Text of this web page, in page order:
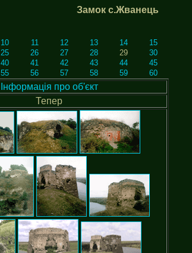
Замок с.Жванець
10 11 12 13 14
15
25 26 27 28 29
30
40 41 42 43 44
45
55 56 57 58 59
60
Інформація про об'єкт
Тепер